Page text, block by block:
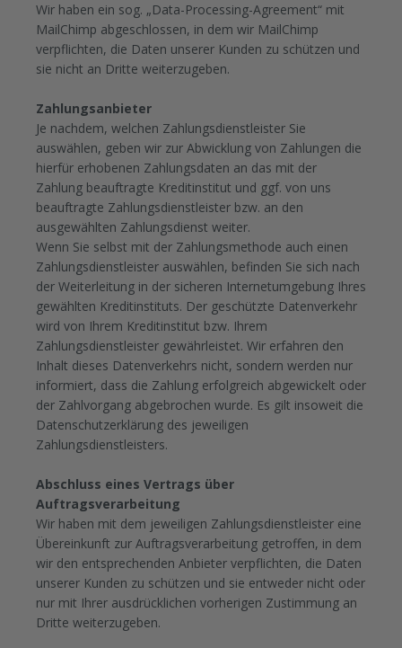
Wir haben ein sog. „Data-Processing-Agreement“ mit
MailChimp abgeschlossen, in dem wir MailChimp
verpflichten, die Daten unserer Kunden zu schützen und
sie nicht an Dritte weiterzugeben.
Zahlungsanbieter
Je nachdem, welchen Zahlungsdienstleister Sie
auswählen, geben wir zur Abwicklung von Zahlungen die
hierfür erhobenen Zahlungsdaten an das mit der
Zahlung beauftragte Kreditinstitut und ggf. von uns
beauftragte Zahlungsdienstleister bzw. an den
ausgewählten Zahlungsdienst weiter.
Wenn Sie selbst mit der Zahlungsmethode auch einen
Zahlungsdienstleister auswählen, befinden Sie sich nach
der Weiterleitung in der sicheren Internetumgebung Ihres
gewählten Kreditinstituts. Der geschützte Datenverkehr
wird von Ihrem Kreditinstitut bzw. Ihrem
Zahlungsdienstleister gewährleistet. Wir erfahren den
Inhalt dieses Datenverkehrs nicht, sondern werden nur
informiert, dass die Zahlung erfolgreich abgewickelt oder
der Zahlvorgang abgebrochen wurde. Es gilt insoweit die
Datenschutzerklärung des jeweiligen
Zahlungsdienstleisters.
Abschluss eines Vertrags über
Auftragsverarbeitung
Wir haben mit dem jeweiligen Zahlungsdienstleister eine
Übereinkunft zur Auftragsverarbeitung getroffen, in dem
wir den entsprechenden Anbieter verpflichten, die Daten
unserer Kunden zu schützen und sie entweder nicht oder
nur mit Ihrer ausdrücklichen vorherigen Zustimmung an
Dritte weiterzugeben.